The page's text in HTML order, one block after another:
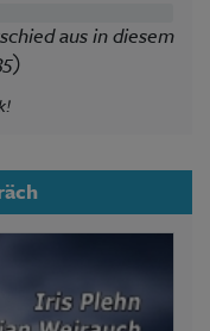
aus in diesem